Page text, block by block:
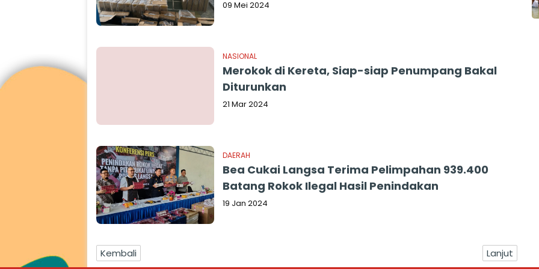
09 Mei 2024
NASIONAL
Merokok di Kereta, Siap-siap Penumpang Bakal
Diturunkan
21 Mar 2024
DAERAH
Bea Cukai Langsa Terima Pelimpahan 939.400
Batang Rokok Ilegal Hasil Penindakan
19 Jan 2024
Kembali Lanjut